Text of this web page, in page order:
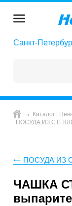
Санкт-
Каталог |
ПОСУДА ИЗ
ПОСУДА ИЗ
ЧАШКА